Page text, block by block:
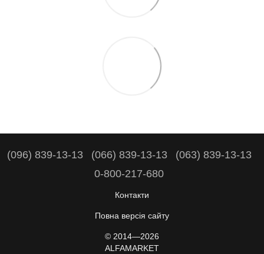
(096) 839-13-13 (066) 839-13-13
(063) 839-13-13
0-800-217-680
Контакти
Повна версія сайту
© 2014—2026
ALFAMARKET